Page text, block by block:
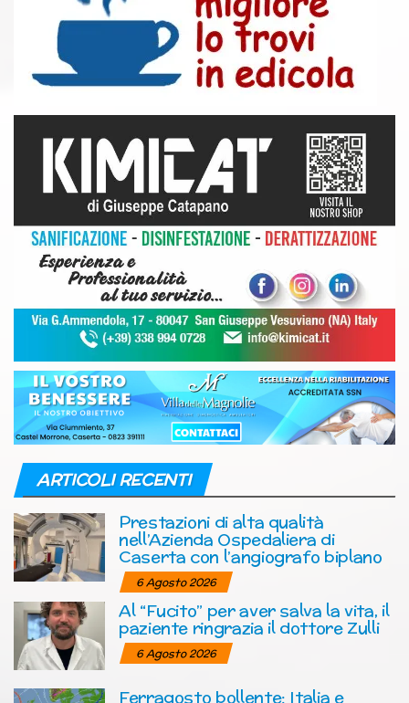
ARTICOLI RECENTI
Prestazioni di alta qualità
nell’Azienda Ospedaliera di
Caserta con l’angiografo biplano
6 Agosto 2026
Al “Fucito” per aver salva la vita, il
paziente ringrazia il dottore Zulli
6 Agosto 2026
Ferragosto bollente: Italia e